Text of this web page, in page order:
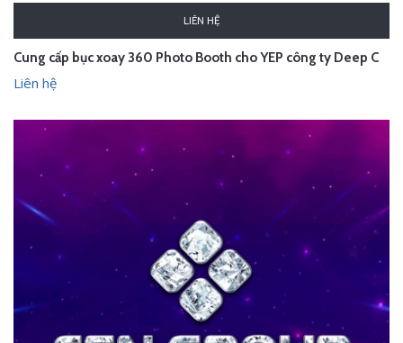
LIÊN HỆ
Cung cấp bục xoay 360 Photo Booth cho YEP công ty Deep C
Liên hệ